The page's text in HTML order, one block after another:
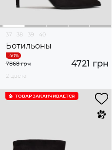
37 38 39 40
Ботильоны
4721 грн
7868 грн
2 цвета
ТОВАР ЗАКАНЧИВАЕТСЯ